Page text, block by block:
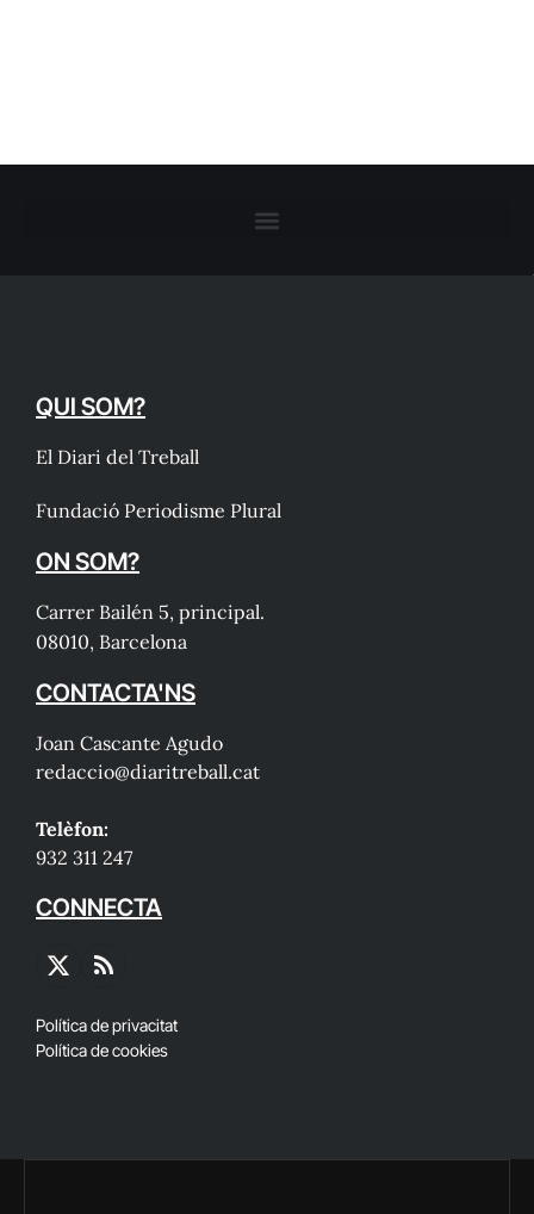
QUI SOM?
El Diari del Treball
Fundació Periodisme Plural
ON SOM?
Carrer Bailén 5, principal.
08010, Barcelona
CONTACTA'NS
Joan Cascante Agudo
redaccio@diaritreball.cat
Telèfon:
932 311 247
CONNECTA
X
RSS
Política de privacitat
Política de cookies